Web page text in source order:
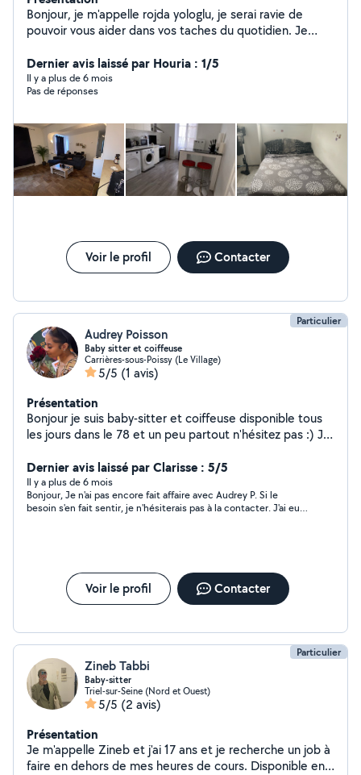
Bonjour, je m'appelle rojda yologlu, je serai ravie de
pouvoir vous aider dans vos taches du quotidien. Je
Dernier avis laissé par Houria : 1/5
Il y a plus de 6 mois
Pas de réponses
Voir le profil Contacter
Particulier
Audrey Poisson
Baby sitter et coiffeuse
Carrières-sous-Poissy (Le Village)
5/5 (1 avis)
Présentation
Bonjour je suis baby-sitter et coiffeuse disponible tous
les jours dans le 78 et un peu partout n'hésitez pas :) Je
l'abonnement premium svp ENVOYEZ MOI
DIRECTEMENT DES DEMANDES PRIVÉES pour les
coiffures ou les gardes de babysitting
Dernier avis laissé par Clarisse : 5/5
Il y a plus de 6 mois
Bonjour, Je n'ai pas encore fait affaire avec Audrey P. Si le
besoin s'en fait sentir, je n'hésiterais pas à la contacter. J'ai eu
Voir le profil Contacter
Particulier
Zineb Tabbi
Baby-sitter
Triel-sur-Seine (Nord et Ouest)
5/5 (2 avis)
Présentation
Je m'appelle Zineb et j'ai 17 ans et je recherche un job à
faire en dehors de mes heures de cours. Disponible en